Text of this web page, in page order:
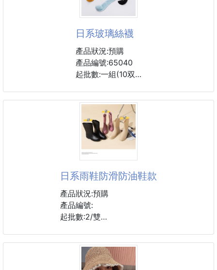
日系玻璃絲襪
產品狀況:預購
產品編號:65040
起批數:一組(10双)
尺寸:均碼
#絲襪 #短襪 #襪子
日系雨鞋防滑防油鞋款
產品狀況:預購
產品編號:
起批數:2/雙
尺寸：36,37,38,39,40
顏色：黑,杏,粉